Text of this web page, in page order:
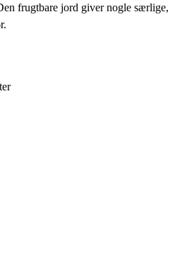
frugtbare jord giver nogle særlige,